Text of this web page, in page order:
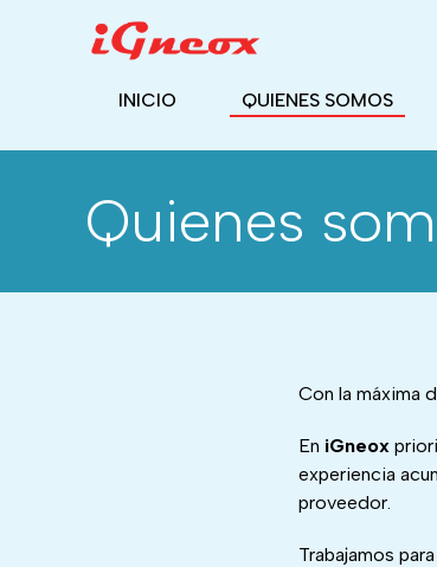
INICIO QUIENES SOMOS
Quienes
Con la máxima
En iGneox
experiencia
proveedor.
Trabajamos